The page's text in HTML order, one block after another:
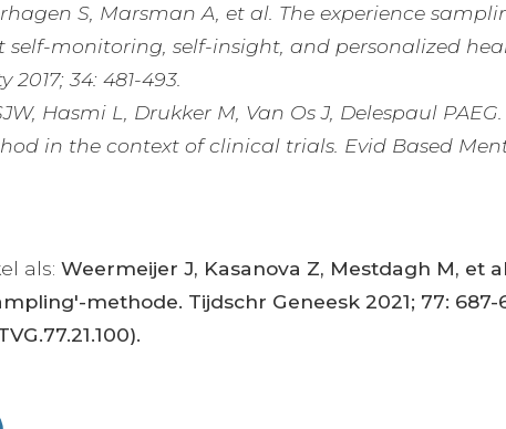
S, Marsman A, et al. The experience
self-monitoring, self-insight, and personalized
2017; 34: 481-493.
Hasmi L, Drukker M, Van Os J, Delespaul
in the context of clinical trials. Evid Based Ment
als: Weermeijer J, Kasanova Z, Mestdagh M, et
methode. Tijdschr Geneesk 2021; 77: 687-